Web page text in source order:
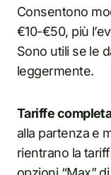
Consentono
€10-€50, più
Sono utili se le
leggermente.
Tariffe
alla partenza e
rientrano la